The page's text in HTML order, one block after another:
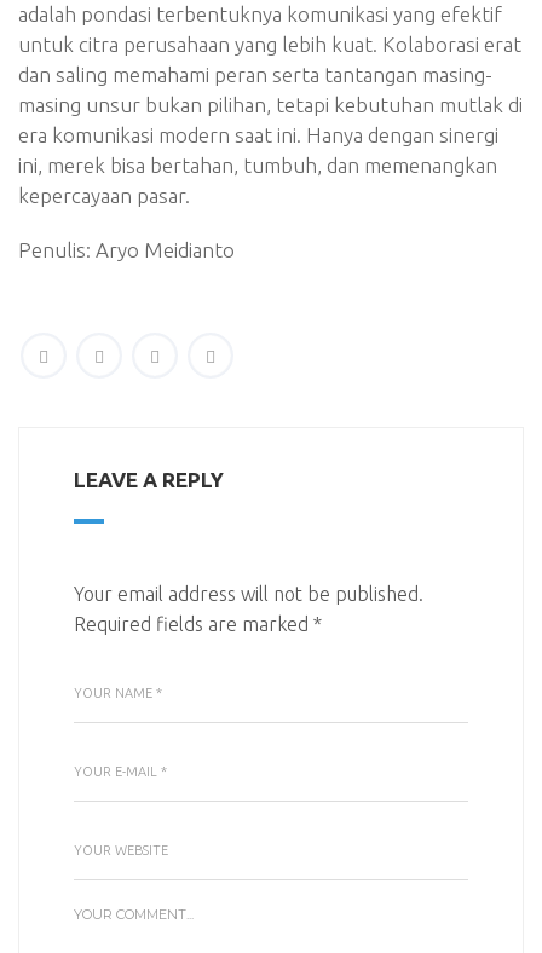
adalah pondasi terbentuknya komunikasi yang efektif
untuk citra perusahaan yang lebih kuat. Kolaborasi erat
dan saling memahami peran serta tantangan masing-
masing unsur bukan pilihan, tetapi kebutuhan mutlak di
era komunikasi modern saat ini. Hanya dengan sinergi
ini, merek bisa bertahan, tumbuh, dan memenangkan
kepercayaan pasar.
Penulis: Aryo Meidianto
LEAVE A REPLY
Your email address will not be published.
Required fields are marked *